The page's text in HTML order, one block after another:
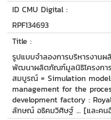
ID CMU Digital :
RPF134693
Title :
รูปแบบจำลองการบริหารงานผ
พัฒนาผลิตภัณฑ์มูลนิธิโครงกา
สมบูรณ์ = Simulation
management for the
development factory :
ลักษณ์ อธิคมวิศิษฐ์ ... [และคน